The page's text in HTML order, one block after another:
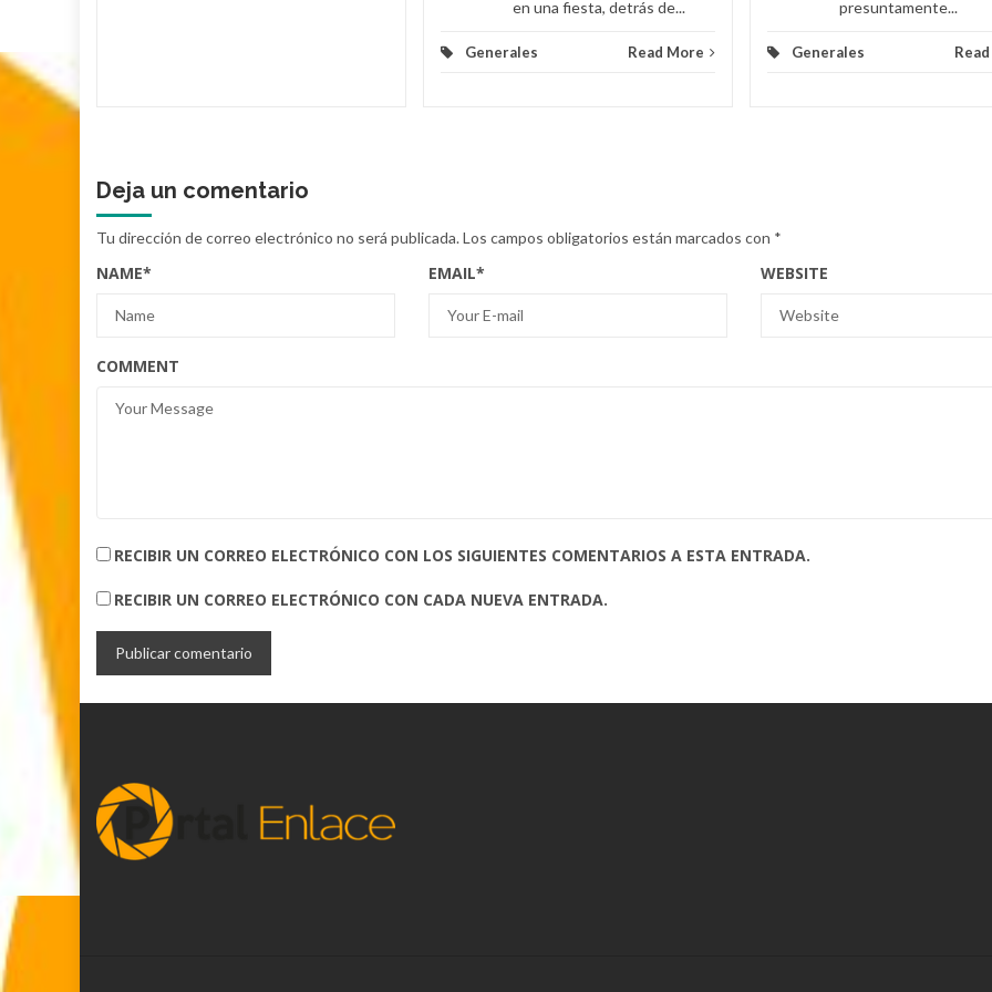
en una fiesta, detrás de...
Generales Read More
presuntamente...
Generales
Deja un comentario
Tu dirección de correo electrónico no será publicada.Los campos obligatorios están marcados con *
NAME* EMAIL* WEBSITE
COMMENT
RECIBIR UN CORREO ELECTRÓNICO CON LOS SIGUIENTES COMENTARIOS A ESTA ENTRADA.
RECIBIR UN CORREO ELECTRÓNICO CON CADA NUEVA ENTRADA.